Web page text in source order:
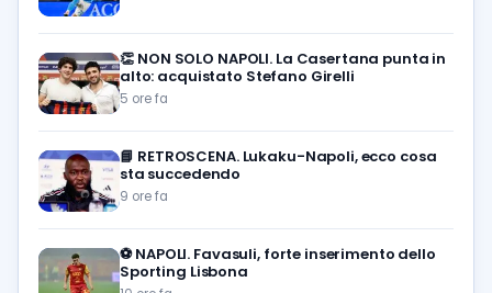
👏 NON SOLO NAPOLI. La Casertana punta in
alto: acquistato Stefano Girelli
5 ore fa
📘 RETROSCENA. Lukaku-Napoli, ecco cosa
sta succedendo
9 ore fa
⚽️ NAPOLI. Favasuli, forte inserimento dello
Sporting Lisbona